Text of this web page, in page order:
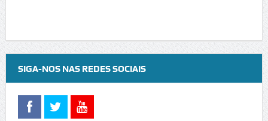
SIGA-NOS NAS REDES SOCIAIS